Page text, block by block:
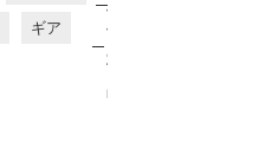
ギア
す
す
め
商
品